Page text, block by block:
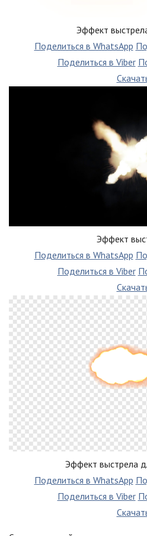
Эффект
Поделиться в WhatsApp
Поделиться в Viber
Эффект
Поделиться в WhatsApp
Поделиться в Viber
Эффект выстрела
Поделиться в WhatsApp
Поделиться в Viber